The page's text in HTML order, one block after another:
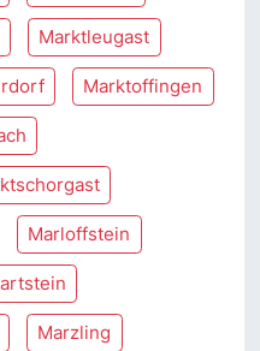
Marktleugast
Marktoffingen
Marloffstein
Marzling